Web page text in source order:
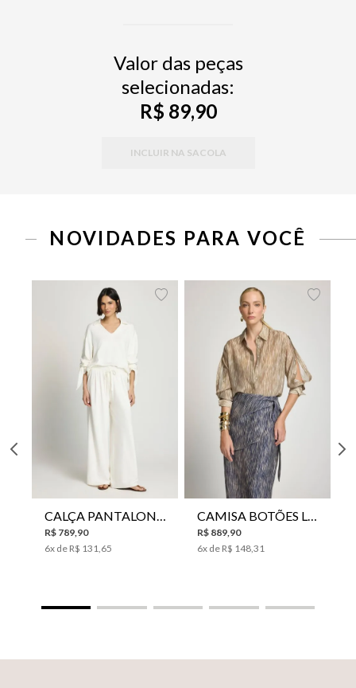
Valor das peças
selecionadas:
R$ 89,90
INCLUIR NA SACOLA
NOVIDADES PARA VOCÊ
R$ 789 90
6x de R$ 131 65
R$ 889 90
6x de R$ 148 31